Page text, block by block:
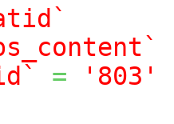
=
'803'